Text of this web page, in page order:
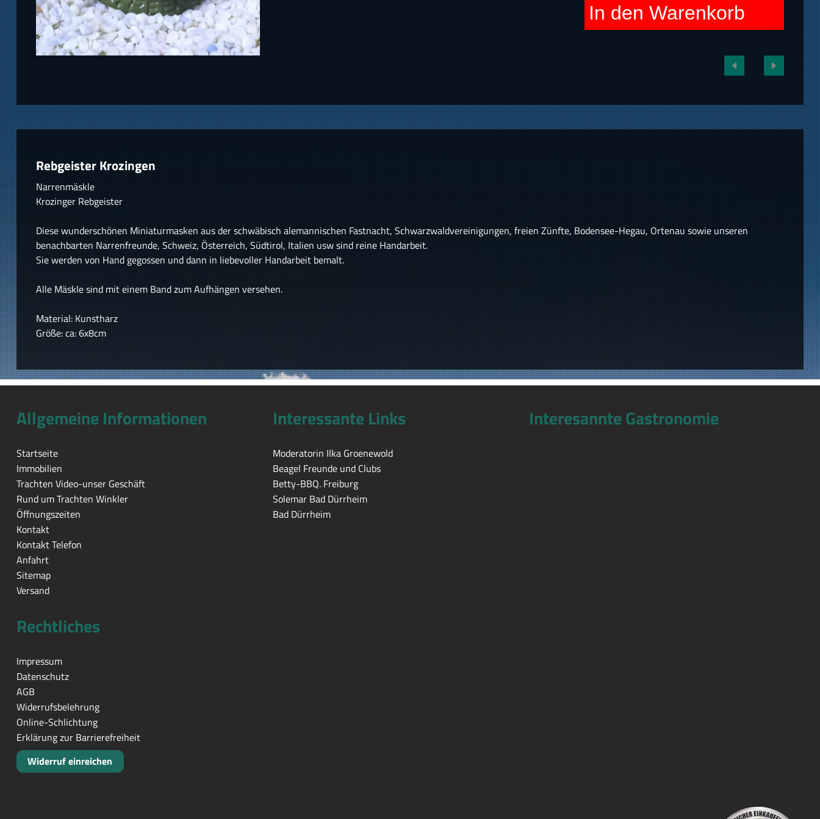
In den Warenkorb
Rebgeister Krozingen
Narrenmäskle
Krozinger Rebgeister
Diese wunderschönen Miniaturmasken aus der schwäbisch alemannischen Fastnacht, Schwarzwaldvereinigungen, freien Zünfte, Bodensee-Hegau, Ortenau sowie unseren
benachbarten Narrenfreunde, Schweiz, Österreich, Südtirol, Italien usw sind reine Handarbeit.
Sie werden von Hand gegossen und dann in liebevoller Handarbeit bemalt.
Alle Mäskle sind mit einem Band zum Aufhängen versehen.
Material: Kunstharz
Größe: ca: 6x8cm
Allgemeine Informationen
Startseite
Immobilien
Trachten Video-unser Geschäft
Rund um Trachten Winkler
Öffnungszeiten
Kontakt
Kontakt Telefon
Anfahrt
Sitemap
Versand
Interessante Links
Moderatorin Ilka Groenewold
Beagel Freunde und Clubs
Betty-BBQ. Freiburg
Solemar Bad Dürrheim
Bad Dürrheim
Interesannte Gastronomie
Rechtliches
Impressum
Datenschutz
AGB
Widerrufsbelehrung
Online-Schlichtung
Erklärung zur Barrierefreiheit
Widerruf einreichen